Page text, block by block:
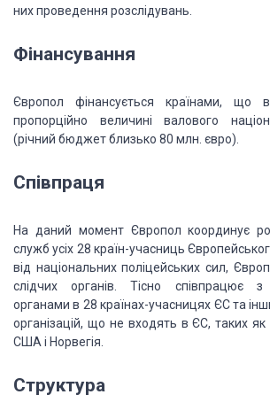
них проведення розслідувань.
Фінансування
Європол фінансується країнами, що
пропорційно величині валового
(річний бюджет близько 80 млн. євро).
Співпраця
На даний момент Європол координує
служб усіх 28 країн-учасниць
від національних поліцейських сил,
слідчих органів.Тісно співпрацює з
органами в 28 країнах-учасницях ЄС та
організацій, що не входять в ЄС,таких як
США і Норвегія.
Структура